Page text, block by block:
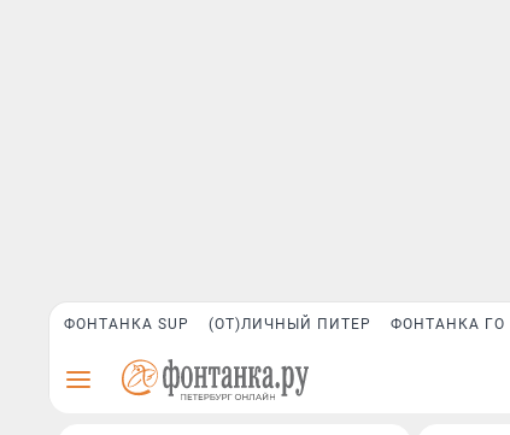
ФОНТАНКА SUP (ОТ)ЛИЧНЫЙ ПИТЕР ФОНТАНКА ГО